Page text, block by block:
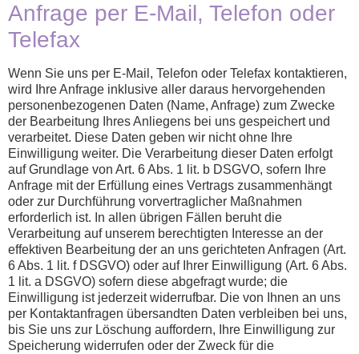
Anfrage per E-Mail, Telefon oder
Telefax
Wenn Sie uns per E-Mail, Telefon oder Telefax kontaktieren,
wird Ihre Anfrage inklusive aller daraus hervorgehenden
personenbezogenen Daten (Name, Anfrage) zum Zwecke
der Bearbeitung Ihres Anliegens bei uns gespeichert und
verarbeitet. Diese Daten geben wir nicht ohne Ihre
Einwilligung weiter. Die Verarbeitung dieser Daten erfolgt
auf Grundlage von Art. 6 Abs. 1 lit. b DSGVO, sofern Ihre
Anfrage mit der Erfüllung eines Vertrags zusammenhängt
oder zur Durchführung vorvertraglicher Maßnahmen
erforderlich ist. In allen übrigen Fällen beruht die
Verarbeitung auf unserem berechtigten Interesse an der
effektiven Bearbeitung der an uns gerichteten Anfragen (Art.
6 Abs. 1 lit. f DSGVO) oder auf Ihrer Einwilligung (Art. 6 Abs.
1 lit. a DSGVO) sofern diese abgefragt wurde; die
Einwilligung ist jederzeit widerrufbar. Die von Ihnen an uns
per Kontaktanfragen übersandten Daten verbleiben bei uns,
bis Sie uns zur Löschung auffordern, Ihre Einwilligung zur
Speicherung widerrufen oder der Zweck für die